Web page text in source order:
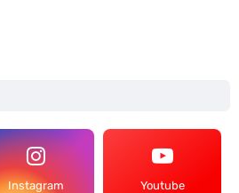
Instagram Youtube